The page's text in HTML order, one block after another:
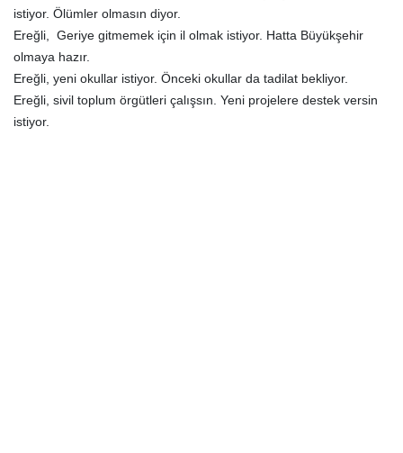
istiyor. Ölümler olmasın diyor.
Ereğli,
Geriye gitmemek için il olmak istiyor. Hatta Büyükşehir
olmaya hazır.
Ereğli, yeni okullar istiyor. Önceki okullar da tadilat bekliyor.
Ereğli, sivil toplum örgütleri çalışsın. Yeni projelere destek versin
istiyor.